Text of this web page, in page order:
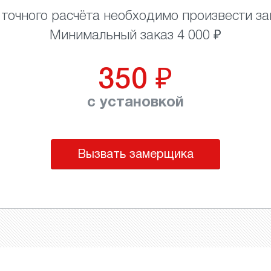
расчёта необходимо произвести
Минимальный заказ 4 000 ₽
350 ₽
с установкой
Вызвать замерщика